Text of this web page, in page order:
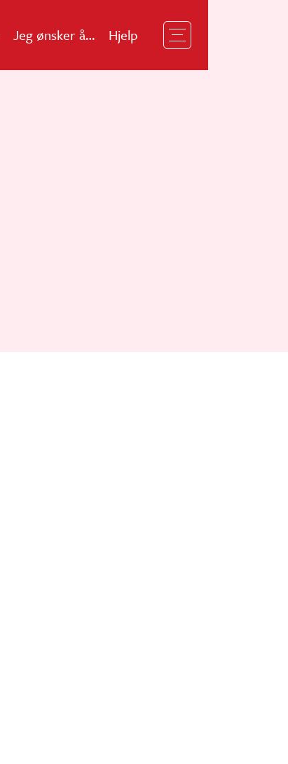
Jeg ønsker å… Hjelp